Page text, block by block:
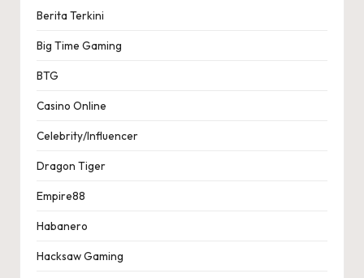
Berita Terkini
Big Time Gaming
BTG
Casino Online
Celebrity/Influencer
Dragon Tiger
Empire88
Habanero
Hacksaw Gaming